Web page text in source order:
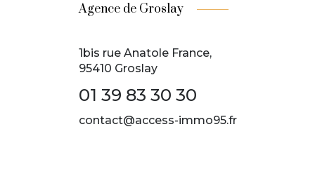
Agence de Groslay
1bis rue Anatole France,
95410 Groslay
01 39 83 30 30
contact@access-immo95.fr